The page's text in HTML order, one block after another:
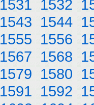
1531 1532
1543 1544
1555 1556
1567 1568
1579 1580
1591 1592